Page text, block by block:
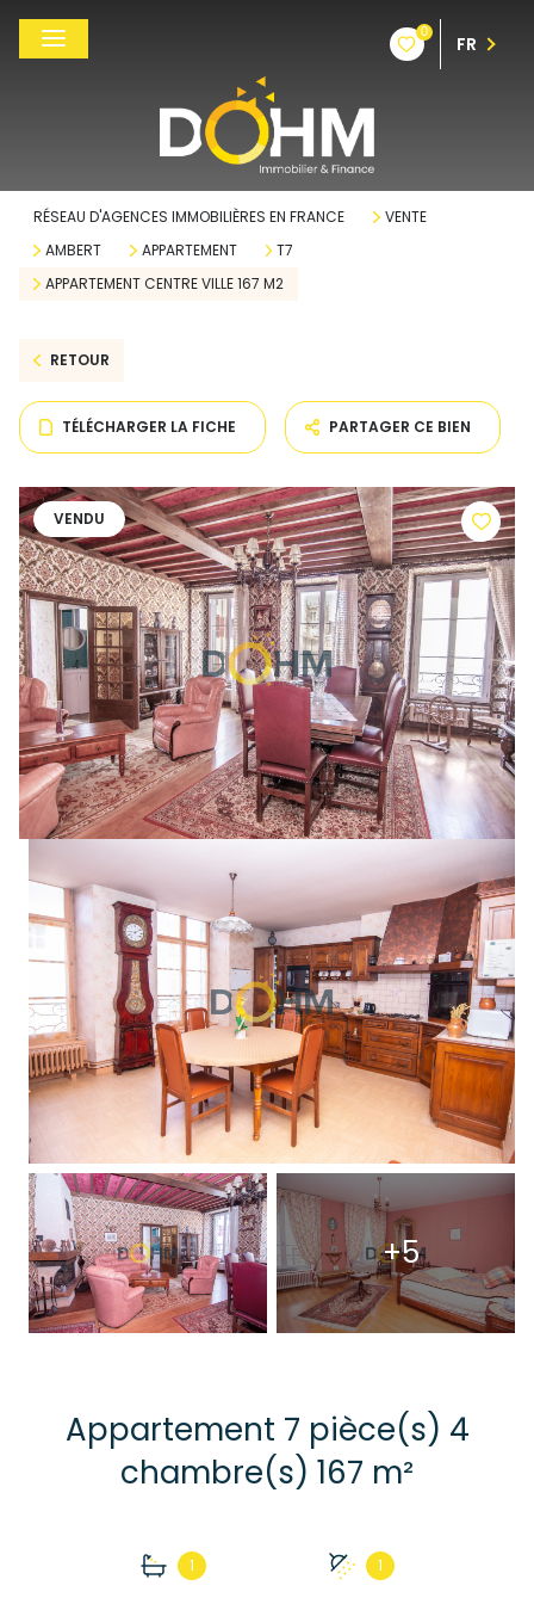
0
FR
RÉSEAU D'AGENCES IMMOBILIÈRES EN FRANCE
VENTE
AMBERT
APPARTEMENT
T7
APPARTEMENT CENTRE VILLE 167 M2
RETOUR
TÉLÉCHARGER LA FICHE PARTAGER CE BIEN
VENDU
+5
Appartement 7 pièce(s) 4
chambre(s) 167 m²
1 1